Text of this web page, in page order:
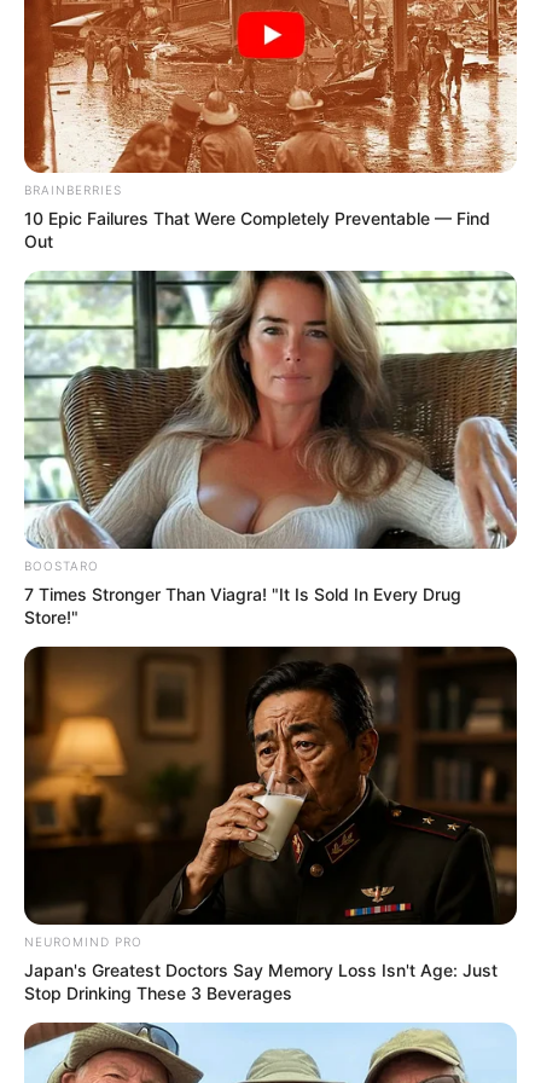
Προσθήκη τοnewstok.grστην Google
Ανακαλύψτε περισσότερα άρθρα στα αποτελέσματα
αναζήτησης.
Συνεχίζει τη συνεργασία της με το Star η Ζήνα
Κουτσελίνη και τη νέα σεζόν πρόκειται να
αναλάβει την πρωινή ζώνη του σταθμού, όπως
ανακοινώθηκε επίσημα από το κανάλι.
Την Πέμπτη (09.07.2026) το Star γνωστοποίηση
τη μετακίνηση της παρουσιάστριας από τη
μεσημεριανή ζώνη στην πρωινή, ενώ μέχρι
στιγμής δεν έχει κάνει γνωστό επίσημα το
BRAINBERRIES
10 Epic Failures That Were Completely Preventable — Find
Out
BOOSTARO
7 Times Stronger Than Viagra! "It Is Sold In Every Drug
Store!"
NEUROMIND PRO
Japan's Greatest Doctors Say Memory Loss Isn't Age: Just
Stop Drinking These 3 Beverages